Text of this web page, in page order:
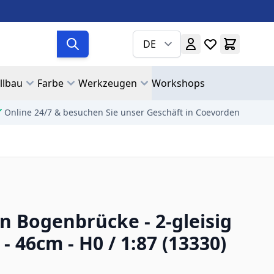
DE
Farbe Werkzeugen Workshops
Online 24/7 & besuchen Sie unser Geschäft in Coevorden
Bogenbrücke - 2-gleisig
46cm - H0 / 1:87 (13330)